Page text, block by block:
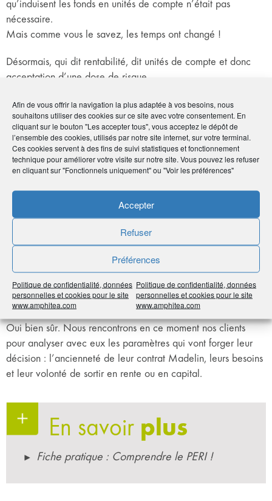
Afin de vous offrir la navigation la plus adaptée à vos besoins, nous
souhaitons utiliser des cookies sur ce site avec votre consentement. En
cliquant sur le bouton "Les accepter tous", vous acceptez le dépôt de
l’ensemble des cookies, utilisés par notre site internet, sur votre terminal.
Ces cookies servent à des fins de suivi statistiques et fonctionnement
technique pour améliorer votre visite sur notre site. Vous pouvez les refuser
en cliquant sur "Fonctionnels uniquement" ou "Voir les préférences"
Accepter
Refuser
Préférences
Politique de confidentialité, données
personnelles et cookies pour le site
www.amphitea.com
Politique de confidentialité, données
personnelles et cookies pour le site
www.amphitea.com
qu’induisent les fonds en unités de compte n’était pas
nécessaire.
Mais comme vous le savez, les temps ont changé !
Désormais, qui dit rentabilité, dit unités de compte et donc
acceptation d’une dose de risque.
taux de rémunération minimum n’est pas un frein pour nos
concitoyens.
Ceci dit, il existe une limite à ce transfert du Madelin vers le
PERI : il n’est pas judicieux de transformer un “vieux”
bénéficiait d’un taux technique élevé, autrement dit d’un taux
minimum de rendement garanti autour de 2,5 à 3 %. Dans ce
cas, il vaut mieux garder ce contrat et le compléter
éventuellement avec un PERI.
Cette limite fait donc partie intégrante
de l’arbitrage que vous proposez à vos
clients ?
Oui bien sûr. Nous rencontrons en ce moment nos clients
pour analyser avec eux les paramètres qui vont forger leur
décision : l’ancienneté de leur contrat Madelin, leurs besoins
et leur volonté de sortir en rente ou en capital.
En savoir plus
Fiche pratique : Comprendre le PERI !